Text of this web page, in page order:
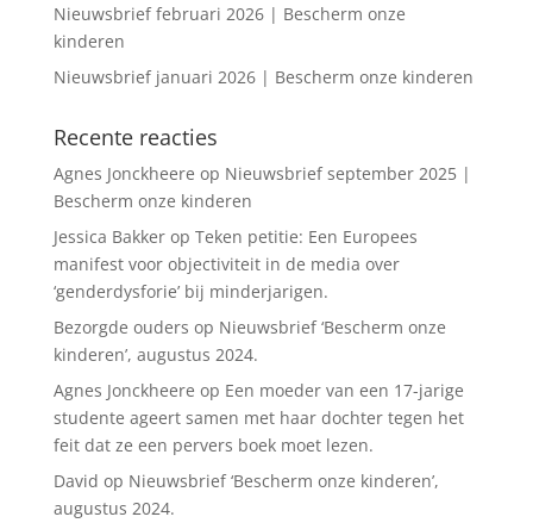
Nieuwsbrief februari 2026 | Bescherm onze
kinderen
Nieuwsbrief januari 2026 | Bescherm onze kinderen
Recente reacties
Agnes Jonckheere op Nieuwsbrief september 2025 |
Bescherm onze kinderen
Jessica Bakkerop Teken petitie: Een Europees
manifest voor objectiviteit in de media over
‘genderdysforie’ bij minderjarigen.
Bezorgde ouders op Nieuwsbrief ‘Bescherm onze
kinderen’, augustus 2024.
Agnes Jonckheere op Een moeder van een 17-jarige
studente ageert samen met haar dochter tegen het
feit dat ze een pervers boek moet lezen.
David op Nieuwsbrief ‘Bescherm onze kinderen’,
augustus 2024.